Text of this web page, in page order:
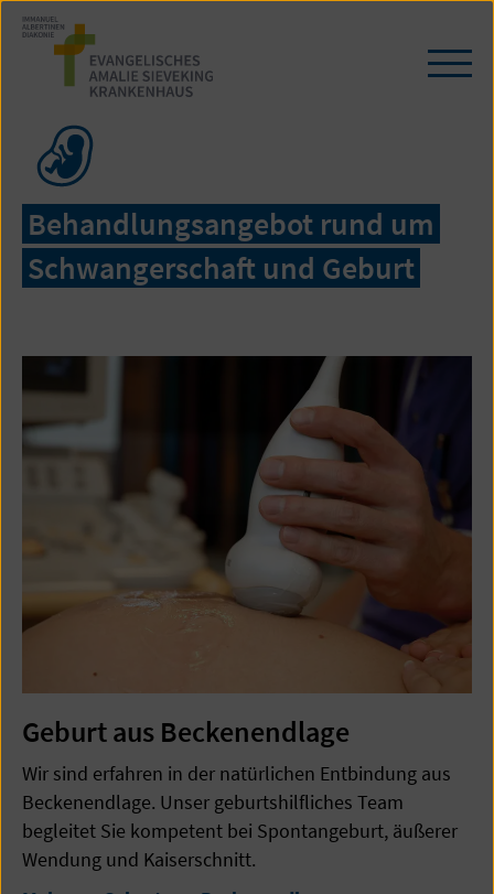
Zum
Seiteninhalt
springen
Behandlungsangebot rund um
Schwangerschaft und Geburt
Geburt aus Beckenendlage
Wir sind erfahren in der natürlichen Entbindung aus
Beckenendlage. Unser geburtshilfliches Team
begleitet Sie kompetent bei Spontangeburt, äußerer
Wendung und Kaiserschnitt.